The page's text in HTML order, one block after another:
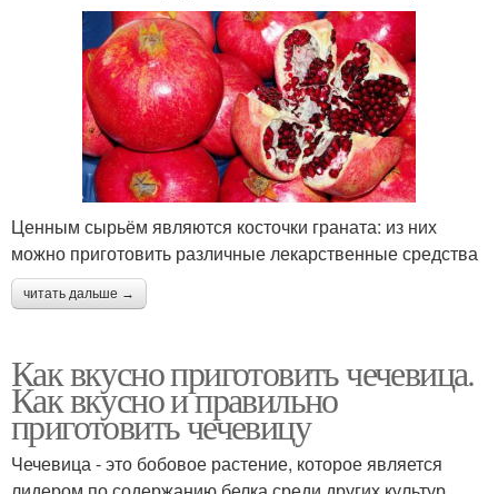
Ценным сырьём являются косточки граната: из них
можно приготовить различные лекарственные средства
читать дальше →
Как вкусно приготовить чечевица.
Как вкусно и правильно
приготовить чечевицу
Чечевица - это бобовое растение, которое является